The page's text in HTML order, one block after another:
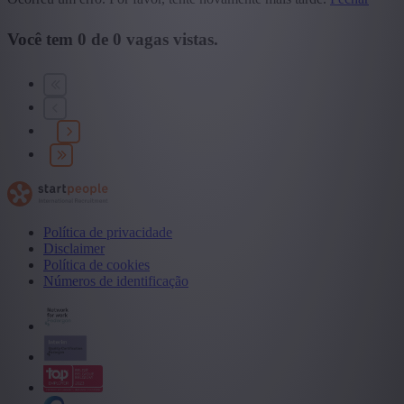
Você tem 0 de 0 vagas vistas.
Política de privacidade
Disclaimer
Política de cookies
Números de identificação